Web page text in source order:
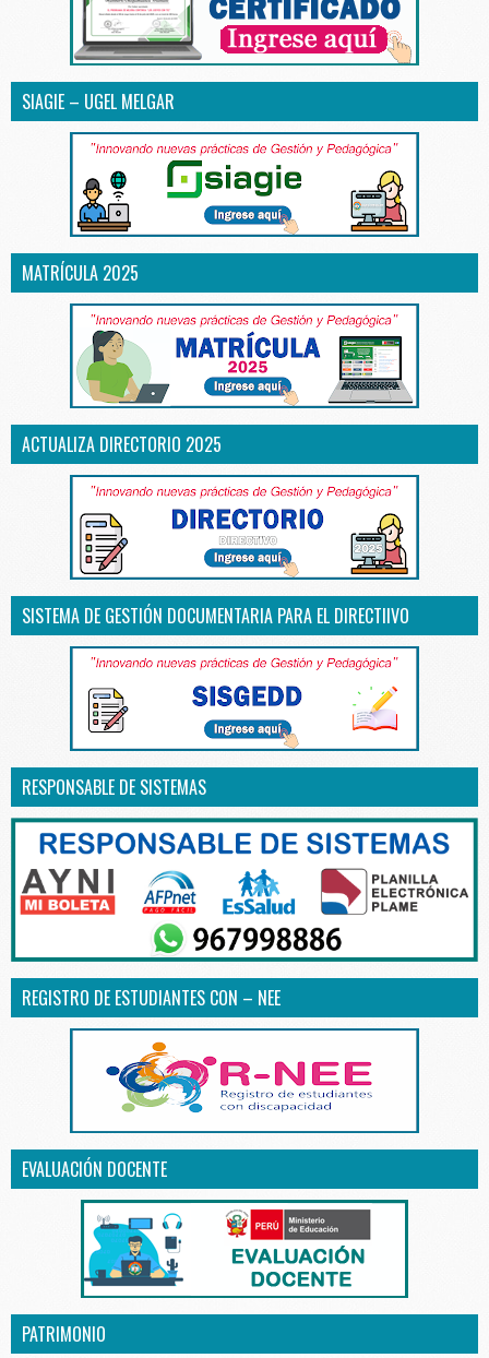
SIAGIE – UGEL MELGAR
MATRÍCULA 2025
ACTUALIZA DIRECTORIO 2025
SISTEMA DE GESTIÓN DOCUMENTARIA PARA EL DIRECTIIVO
RESPONSABLE DE SISTEMAS
REGISTRO DE ESTUDIANTES CON – NEE
EVALUACIÓN DOCENTE
PATRIMONIO